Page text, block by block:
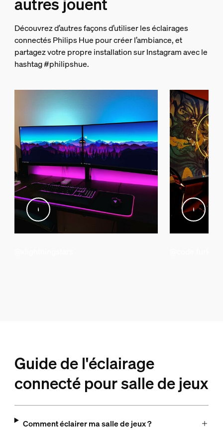
Découvrez d’autres façons d’utiliser les éclairages
connectés Philips Hue pour créer l’ambiance, et
partagez votre propre installation sur Instagram avec le
hashtag #philipshue.
Guide de l'éclairage
connecté pour salle de jeux
Comment éclairer ma salle de jeux ?